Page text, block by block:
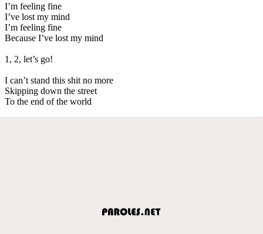
I’m feeling fine
I’ve lost my mind
I’m feeling fine
Because I’ve lost my mind
1, 2, let’s go!
I can’t stand this shit no more
Skipping down the street
To the end of the world